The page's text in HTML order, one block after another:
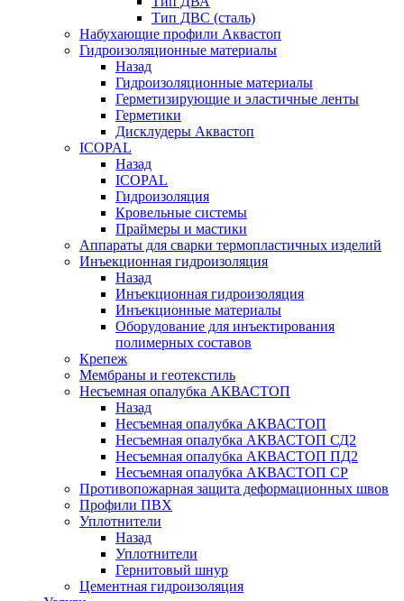
Тип ДВС (сталь)
Набухающие профили Аквастоп
Гидроизоляционные материалы
Назад
Гидроизоляционные материалы
Герметизирующие и эластичные ленты
Герметики
Дисклудеры Аквастоп
ICOPAL
Назад
ICOPAL
Гидроизоляция
Кровельные системы
Праймеры и мастики
Аппараты для сварки термопластичных изделий
Инъекционная гидроизоляция
Назад
Инъекционная гидроизоляция
Инъекционные материалы
Оборудование для инъектирования
полимерных составов
Крепеж
Мембраны и геотекстиль
Несъемная опалубка АКВАСТОП
Назад
Несъемная опалубка АКВАСТОП
Несъемная опалубка АКВАСТОП СД2
Несъемная опалубка АКВАСТОП ПД2
Несъемная опалубка АКВАСТОП СР
Противопожарная защита деформационных швов
Профили ПВХ
Уплотнители
Назад
Уплотнители
Гернитовый шнур
Цементная гидроизоляция